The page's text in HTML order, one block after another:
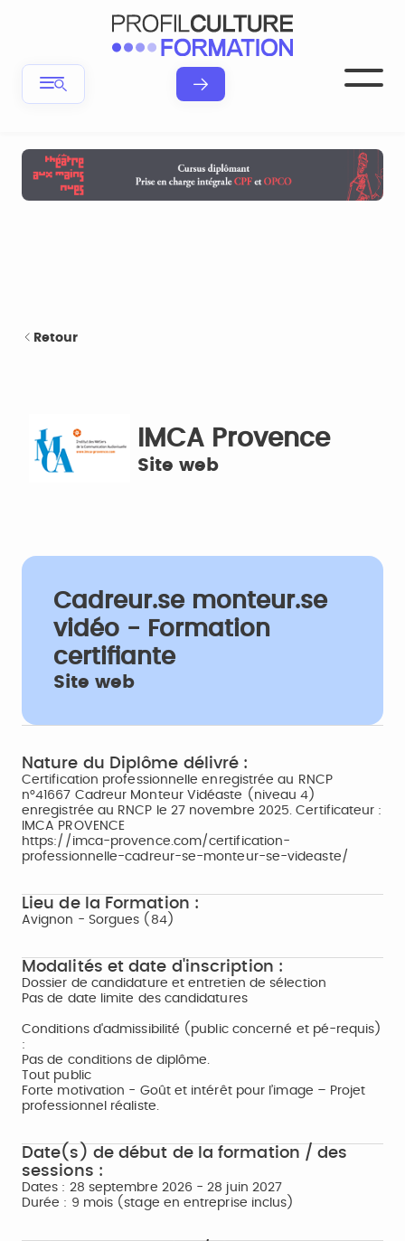
Retour
IMCA Provence
Site web
Cadreur.se monteur.se
vidéo - Formation
certifiante
Site web
Nature du Diplôme délivré :
Certification professionnelle enregistrée au RNCP
n°41667 Cadreur Monteur Vidéaste (niveau 4)
enregistrée au RNCP le 27 novembre 2025. Certificateur :
IMCA PROVENCE
https://imca-provence.com/certification-
professionnelle-cadreur-se-monteur-se-videaste/
Lieu de la Formation :
Avignon - Sorgues (84)
Modalités et date d'inscription :
Dossier de candidature et entretien de sélection
Pas de date limite des candidatures
Conditions d'admissibilité (public concerné et pé-requis)
:
Pas de conditions de diplôme.
Tout public
Forte motivation - Goût et intérêt pour l’image – Projet
professionnel réaliste.
Date(s) de début de la formation / des
sessions :
Dates : 28 septembre 2026 - 28 juin 2027
Durée : 9 mois (stage en entreprise inclus)